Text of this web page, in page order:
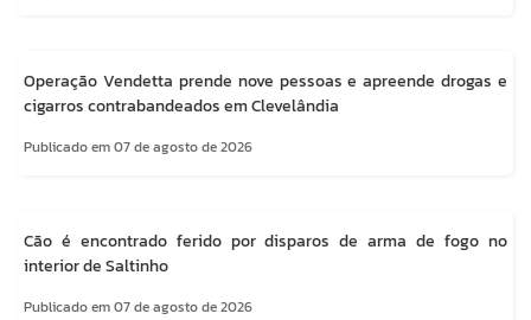
Operação Vendetta prende nove pessoas e apreende drogas e
cigarros contrabandeados em Clevelândia
Publicado em 07 de agosto de 2026
Cão é encontrado ferido por disparos de arma de fogo no
interior de Saltinho
Publicado em 07 de agosto de 2026